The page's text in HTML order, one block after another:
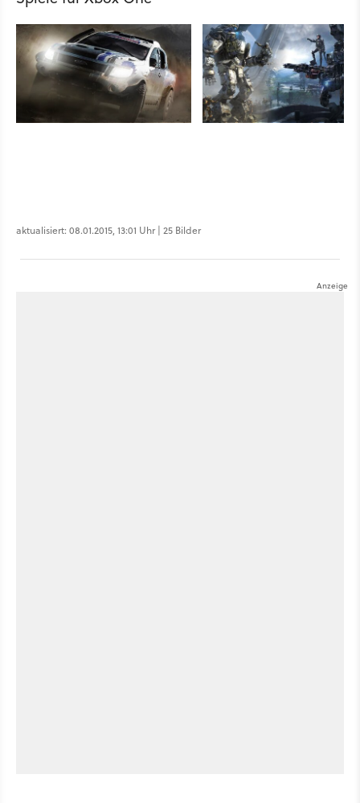
aktualisiert: 08.01.2015, 13:01 Uhr | 25 Bilder